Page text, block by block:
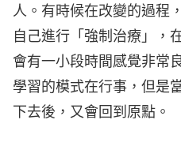
人。有時候在改變的過程
自己進行「強制治療」，
會有一小段時間感覺非常
學習的模式在行事，但是
下去後，又會回到原點。